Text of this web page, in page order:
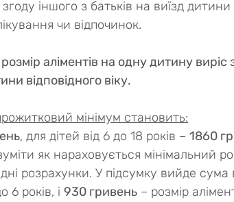
іншого з батьків на виїзд
чи відпочинок.
аліментів на одну дитину виріс
відповідного віку.
мінімум становить:
, для дітей від 6 до 18 років – 1860
як нараховується мінімальний
розрахунки. У підсумку вийде сума
6 років, і 930 гривень – розмір